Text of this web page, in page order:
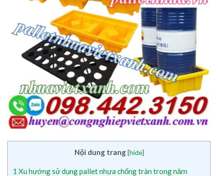
Nội dung trang [hide]
1 Xu hướng sử dụng pallet nhựa chống tràn trong năm